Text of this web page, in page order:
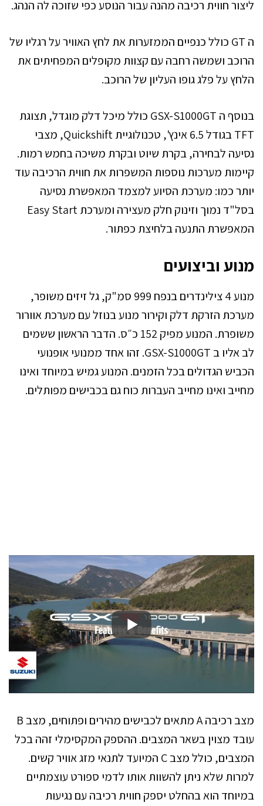
ליצור חווית רכיבה מהנה עבור הנוסע כפי שזוכה לה הנהג.
ה GT כולל כנפיים הממזערות את לחץ האוויר על רגליו של
הרוכב ושמשה רחבה עם קצוות מקופלים המפחיתים את
הלחץ על פלג גופו העליון של הרוכב.
בנוסף ה GSX-S1000GT כולל מיכל דלק מוגדל, תצוגת
TFT בגודל 6.5 אינץ', טכנולוגיית Quickshift, מצבי
נסיעה לבחירה, בקרת שיוט ובקרת משיכה בחמש רמות.
קיימות מערכות נוספות המשפרות את חווית הרכיבה עוד
יותר כמו: מערכת הסיוע למצמד המאפשרת נסיעה
בסל"ד נמוך וזינוק חלק מעצירה ומערכת Easy Start
המאפשרת התנעה בלחיצת כפתור.
מנוע וביצועים
מנוע 4 צילינדרים בנפח 999 סמ"ק, גל זיזים משופר,
מערכת הזרקת דלק וקירור מנוע בנוזל עם מערכת אוורור
משופרת. המנוע מפיק 152 כ״ס. הדבר הראשון ששמים
לב אליו ב GSX-S1000GT. זהו אחד ממנועי אופנועי
הכביש הגדולים בכל הזמנים. המנוע גמיש במיוחד ואינו
מחייב ואינו מחייב העברות כוח גם בכבישים מפותלים.
מצב רכיבה A מתאים לכבישים מהירים ופתוחים, מצב B
עובד מצוין בשאר המצבים. ההספק המקסימלי זהה בכל
המצבים, כולל מצב C המיועד לתנאי מזג אוויר קשים.
למרות שלא ניתן להשוות אותו לדמי ספורט עוצמתיים
במיוחד הוא בהחלט יספק חווית רכיבה עם נגיעות